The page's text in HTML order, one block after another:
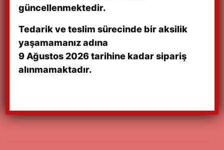
DİŞLİSİ 90/00
EKSANTRİK DİŞLİSİ 90/00
güncellenmektedir.
Tedarik ve teslim sürecinde bir aksilik
yaşamamanız adına
9 Ağustos 2026 tarihine kadar sipariş
alınmamaktadır.